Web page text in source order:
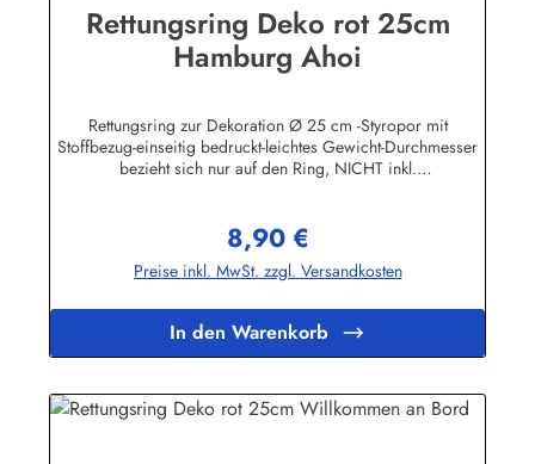
Rettungsring Deko rot 25cm
Hamburg Ahoi
Rettungsring zur Dekoration Ø 25 cm -Styropor mit
Stoffbezug-einseitig bedruckt-leichtes Gewicht-Durchmesser
bezieht sich nur auf den Ring, NICHT inkl.
Regulärer Preis:
8,90 €
Preise inkl. MwSt. zzgl. Versandkosten
In den Warenkorb